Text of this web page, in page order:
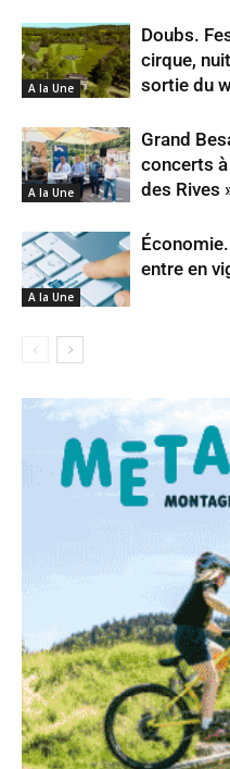
A la Une
Doubs.
cirque,
sortie du
A la Une
Grand
concerts
des Rives
A la Une
entre en